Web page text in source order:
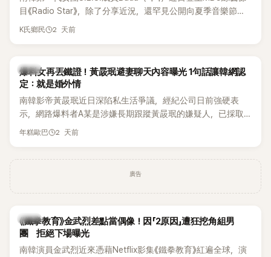
麼大，不知道才奇怪吧。」一來一往，氣氛反而更加輕鬆。 談到
當年情況，李智惠終於鬆口坦言，當時確實被質疑動過隆胸手
術。她回憶：「拍了比基尼照片之後，就開始被說是不是去隆乳
了。」為了澄清誤會，她只好親自站出來說清楚。 李智惠進一步
想，既然一直說我有做，那我乾脆把腋下給大家看，證明我根
本沒動過。」一句話說完，全場瞬間炸鍋，來賓又驚又笑。 事實
上，早在 2006 年，李智惠就為了證明自己沒有「隆乳」，真的
召開了一場泳裝記者招待會。當時她穿著比基尼站在一排攝影
這段為平息爭議、直接公開腋下畫面自證清白的往事再度被提
《脫掉鞋子恢單4Men》 中，親自公開那張當年引發話題的「腋下
比基尼照」，再次重提這段至今仍被粉絲視為黑歷史代表作的事
員身分出道，該團在 2000 年代初期紅極一時，由李智惠、徐
智英兩位女成員，以及張錫炫、Chris Kim 兩位男成員組成。不
過後來爆出長達四年的團內霸凌風波，甚至傳出徐智英母親對
目《Radio Star》，除了分享近況，還罕見公開向夏季音樂節
Waterbomb喊話，笑稱自己至今從未受邀演出，更幽默表示：
K氏鄉民 2 天前
韓星
爆料女再丟鐵證！黃晸珉避妻聊天內容曝光 1句話讓韓網認
定：就是婚外情
南韓影帝黃晸珉近日深陷私生活爭議，經紀公司日前強硬表
示，網路爆料者A某是涉嫌長期跟蹤黃晸珉的嫌疑人，已採取
法律行動。不過，A某並未因此停止發聲，5日再度透過社群平
年糕歐巴 2 天前
廣告
韓星
《鐵拳教育》金武烈差點當偶像！因「2原因」遭狂挖角組男
團 拒絕下場曝光
南韓演員金武烈近來憑藉Netflix影集《鐵拳教育》紅遍全球，演